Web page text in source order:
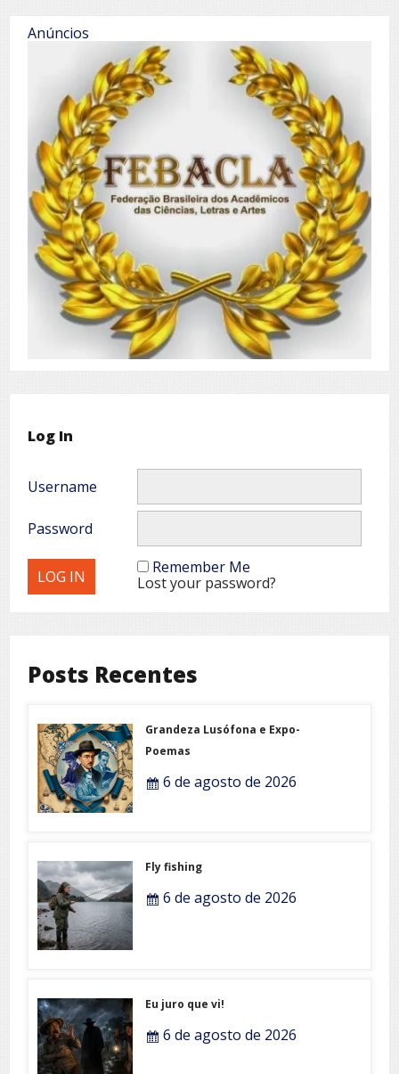
Anúncios
Log In
Username
Password
Remember Me
Lost your password?
Posts Recentes
Grandeza Lusófona e Expo-
Poemas
6 de agosto de 2026
Fly fishing
6 de agosto de 2026
Eu juro que vi!
6 de agosto de 2026